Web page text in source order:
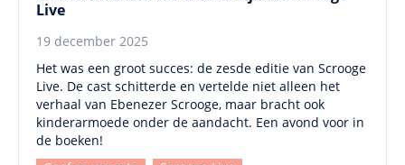
Live
19 december 2025
Het was een groot succes: de zesde editie van Scrooge
Live. De cast schitterde en vertelde niet alleen het
verhaal van Ebenezer Scrooge, maar bracht ook
kinderarmoede onder de aandacht. Een avond voor in
de boeken!